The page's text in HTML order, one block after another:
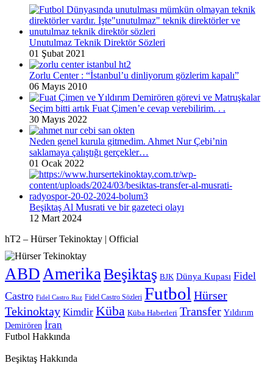
Unutulmaz Teknik Direktör Sözleri
01 Şubat 2021
Zorlu Center : “İstanbul’u dinliyorum gözlerim kapalı”
06 Mayıs 2010
Seçim bitti artık Fuat Çimen’e cevap verebilirim. . .
30 Mayıs 2022
Neden genel kurula gitmedim. Ahmet Nur Çebi’nin
saklamaya çalıştığı gerçekler…
01 Ocak 2022
Beşiktaş Al Musrati ve bir gazeteci olayı
12 Mart 2024
hT2 – Hürser Tekinoktay | Official
ABD Amerika Beşiktaş BJK Dünya Kupası Fidel
Castro Fidel Castro Ruz Fidel Castro Sözleri Futbol Hürser
Tekinoktay Kimdir Küba Küba Haberleri Transfer Yıldırım
Demirören İran
Futbol Hakkında
Beşiktaş Hakkında